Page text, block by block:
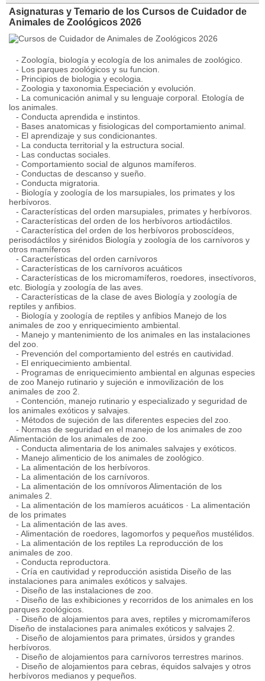
Asignaturas y Temario de los Cursos de Cuidador de
Animales de Zoológicos 2026
- Zoología, biología y ecología de los animales de zoológico.
- Los parques zoológicos y su funcion.
- Principios de biologia y ecologia.
- Zoologia y taxonomia.Especiación y evolución.
- La comunicación animal y su lenguaje corporal. Etología de
los animales.
- Conducta aprendida e instintos.
- Bases anatomicas y fisiologicas del comportamiento animal.
- El aprendizaje y sus condicionantes.
- La conducta territorial y la estructura social.
- Las conductas sociales.
- Comportamiento social de algunos mamíferos.
- Conductas de descanso y sueño.
- Conducta migratoria.
- Biología y zoología de los marsupiales, los primates y los
herbívoros.
- Características del orden marsupiales, primates y herbívoros.
- Características del orden de los herbívoros artiodáctilos.
- Característica del orden de los herbívoros proboscídeos,
perisodáctilos y sirénidos Biología y zoología de los carnívoros y
otros mamíferos
- Características del orden carnívoros
- Características de los carnívoros acuáticos
- Características de los micromamíferos, roedores, insectívoros,
etc. Biología y zoología de las aves.
- Características de la clase de aves Biología y zoología de
reptiles y anfibios.
- Biología y zoología de reptiles y anfibios Manejo de los
animales de zoo y enriquecimiento ambiental.
- Manejo y mantenimiento de los animales en las instalaciones
del zoo.
- Prevención del comportamiento del estrés en cautividad.
- El enriquecimiento ambiental.
- Programas de enriquecimiento ambiental en algunas especies
de zoo Manejo rutinario y sujeción e inmovilización de los
animales de zoo 2.
- Contención, manejo rutinario y especializado y seguridad de
los animales exóticos y salvajes.
- Métodos de sujeción de las diferentes especies del zoo.
- Normas de seguridad en el manejo de los animales de zoo
Alimentación de los animales de zoo.
- Conducta alimentaria de los animales salvajes y exóticos.
- Manejo alimenticio de los animales de zoológico.
- La alimentación de los herbívoros.
- La alimentación de los carnívoros.
- La alimentación de los omnívoros Alimentación de los
animales 2.
- La alimentación de los mamíeros acuáticos · La alimentación
de los primates
- La alimentación de las aves.
- Alimentación de roedores, lagomorfos y pequeños mustélidos.
- La alimentación de los reptiles La reproducción de los
animales de zoo.
- Conducta reproductora.
- Cría en cautividad y reproducción asistida Diseño de las
instalaciones para animales exóticos y salvajes.
- Diseño de las instalaciones de zoo.
- Diseño de las exhibiciones y recorridos de los animales en los
parques zoológicos.
- Diseño de alojamientos para aves, reptiles y micromamíferos
Diseño de instalaciones para animales exóticos y salvajes 2.
- Diseño de alojamientos para primates, úrsidos y grandes
herbívoros.
- Diseño de alojamientos para carnívoros terrestres marinos.
- Diseño de alojamientos para cebras, équidos salvajes y otros
herbívoros medianos y pequeños.